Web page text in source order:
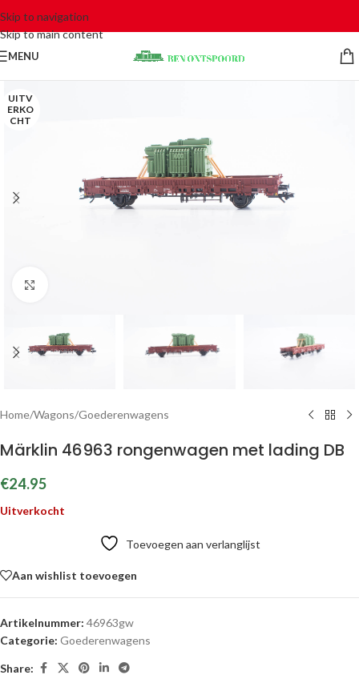
Skip to navigation
Skip to main content
MENU
UITV
ERKO
CHT
Home/Wagons/Goederenwagens
Märklin 46963 rongenwagen met lading DB
€24.95
Uitverkocht
Toevoegen aan verlanglijst
Aan wishlist toevoegen
Artikelnummer: 46963gw
Categorie: Goederenwagens
Share: